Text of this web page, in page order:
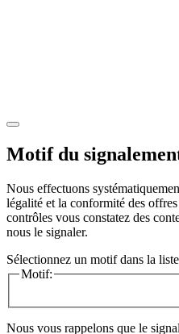
Motif du
Nous effectuons
légalité et la conformité des
contrôles vous constatez des
nous le signaler.
Sélectionnez un motif dans la
Motif:
Nous vous rappelons que le